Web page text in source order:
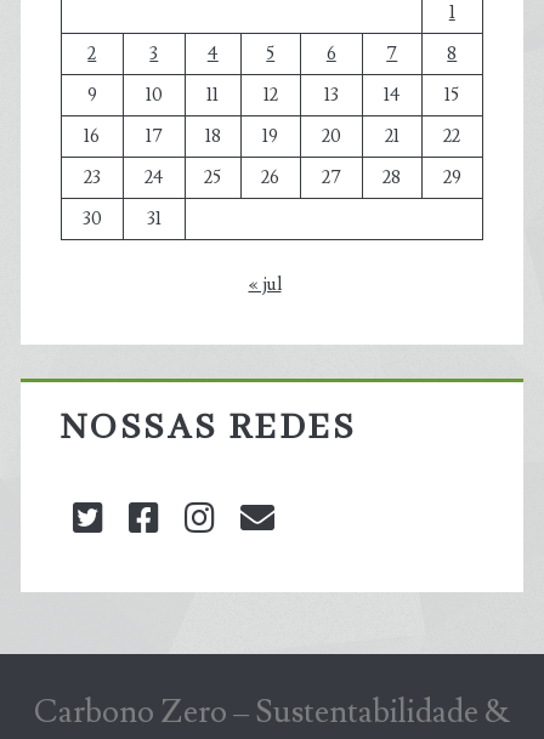
1
2
3 4 5 6 7
8
9
10 11 12 13 14
15
16
17 18 19 20 21
22
23
24 25 26 27 28
29
30
31
« jul
NOSSAS REDES
twitterfacebookinstagram
Carbono Zero – Sustentabilidade &